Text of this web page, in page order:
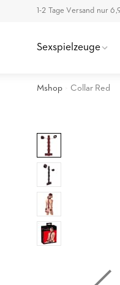
1-2 Tage Versand nur
Sexspielzeuge
Mshop Collar Red